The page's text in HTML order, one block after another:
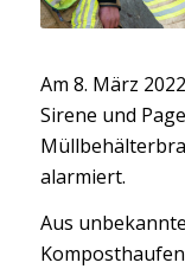
Am 8. März
Sirene und
alarmiert.
Aus